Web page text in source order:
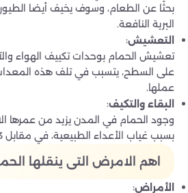
بحثًا عن الطعام، وسوف يخيف أيضا
البرية النافعة.
التعشيش:
تعشيش الحمام بوحدات تكييف الهواء
على السطح، يتسبب في تلف هذه
عملها.
البقاء والتكيف:
بسبب غياب الأعداء الطبيعية، في مقابل 3 إلى 4 سنوات في البرية.
اهم الامرض التى ينقلها
الأمراض: